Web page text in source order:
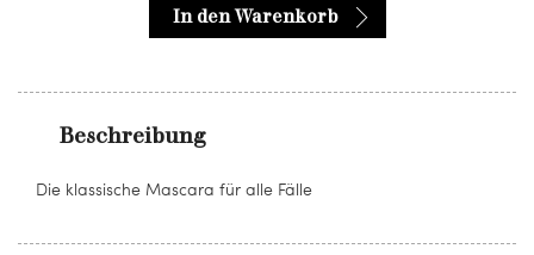
In den Warenkorb
Beschreibung
Die klassische Mascara für alle Fälle